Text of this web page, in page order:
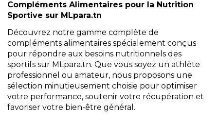
Compléments Alimentaires pour la Nutrition
Sportive sur MLpara.tn
Découvrez notre gamme complète de
compléments alimentaires spécialement conçus
pour répondre aux besoins nutritionnels des
sportifs sur MLpara.tn. Que vous soyez un athlète
professionnel ou amateur, nous proposons une
sélection minutieusement choisie pour optimiser
votre performance, soutenir votre récupération et
favoriser votre bien-être général.